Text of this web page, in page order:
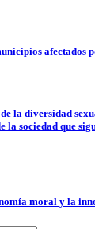
afectados
la diversidad
la sociedad que
moral y la